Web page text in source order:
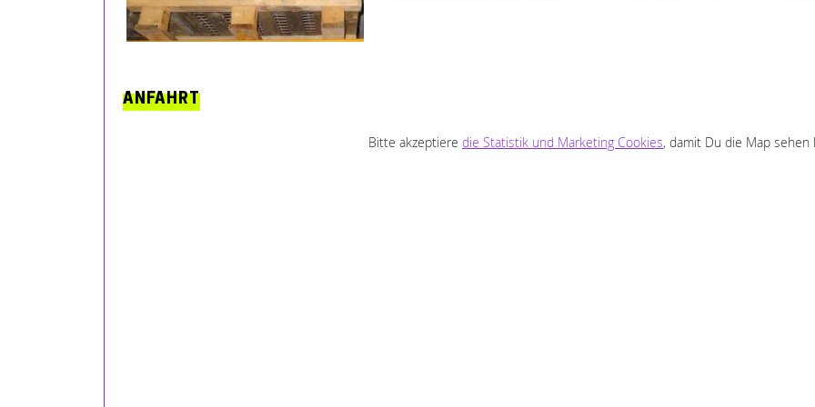
ANFAHRT
Bitte akzeptiere die Statistik und Marketing Cookies, damit Du die Map sehen